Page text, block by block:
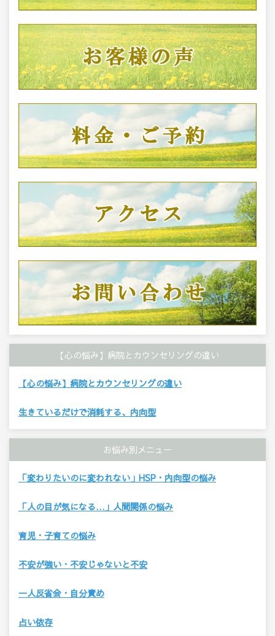
【心の悩み】病院とカウンセリングの違い
【心の悩み】病院とカウンセリングの違い
生きているだけで消耗する、内向型
お悩み別メニュー
「変わりたいのに変われない」HSP・内向型の悩み
「人の目が気になる…」人間関係の悩み
育児・子育ての悩み
不安が強い・不安じゃないと不安
一人反省会・自分責め
占い依存